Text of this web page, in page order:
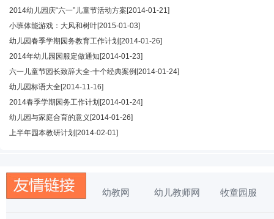
2014幼儿园庆“六一”儿童节活动方案 [2014-01-21]
小班体能游戏：大风和树叶[2015-01-03]
幼儿园春季学期园务教育工作计划 [2014-01-26]
2014年幼儿园园服定做通知 [2014-01-23]
六一儿童节园长致辞大全-十个经典案例 [2014-01-24]
幼儿园标语大全[2014-11-16]
2014春季学期园务工作计划 [2014-01-24]
幼儿园与家庭合育的意义 [2014-01-26]
上半年园本教研计划 [2014-02-01]
幼教网 幼儿教师网 牧童园服